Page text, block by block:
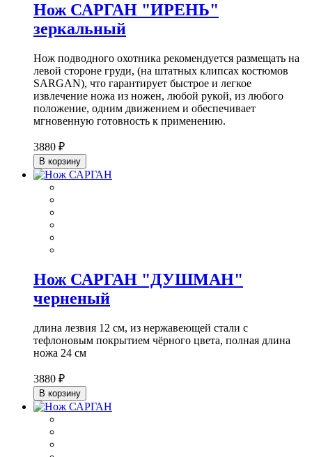
Нож САРГАН "ИРЕНЬ"
зеркальный
Нож подводного охотника рекомендуется размещать на
левой стороне груди, (на штатных клипсах костюмов
SARGAN), что гарантирует быстрое и легкое
извлечение ножа из ножен, любой рукой, из любого
положение, одним движением и обеспечивает
мгновенную готовность к применению.
3880 ₽
В корзину
Нож САРГАН "ДУШМАН"
черненый
длина лезвия 12 см, из нержавеющей стали с
тефлоновым покрытием чёрного цвета, полная длина
ножа 24 см
3880 ₽
В корзину